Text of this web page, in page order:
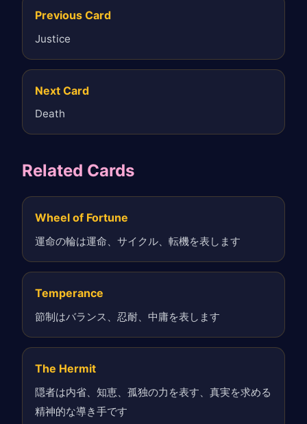
Previous Card
Justice
Next Card
Death
Related Cards
Wheel of Fortune
運命の輪は運命、サイクル、転機を表します
Temperance
節制はバランス、忍耐、中庸を表します
The Hermit
隠者は内省、知恵、孤独の力を表す、真実を求める
精神的な導き手です